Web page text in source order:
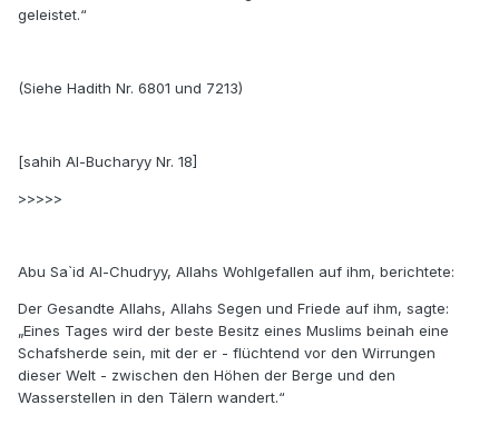
geleistet.“
(Siehe Hadith Nr. 6801 und 7213)
[sahih Al-Bucharyy Nr. 18]
>>>>>
Abu Sa`id Al-Chudryy, Allahs Wohlgefallen auf ihm, berichtete:
Der Gesandte Allahs, Allahs Segen und Friede auf ihm, sagte:
„Eines Tages wird der beste Besitz eines Muslims beinah eine
Schafsherde sein, mit der er - flüchtend vor den Wirrungen
dieser Welt - zwischen den Höhen der Berge und den
Wasserstellen in den Tälern wandert.“